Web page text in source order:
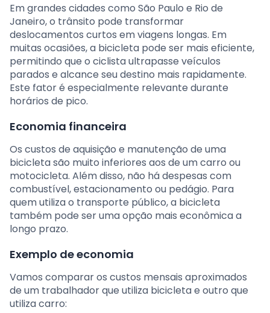
Em grandes cidades como São Paulo e Rio de
Janeiro, o trânsito pode transformar
deslocamentos curtos em viagens longas. Em
muitas ocasiões, a bicicleta pode ser mais eficiente,
permitindo que o ciclista ultrapasse veículos
parados e alcance seu destino mais rapidamente.
Este fator é especialmente relevante durante
horários de pico.
Economia financeira
Os custos de aquisição e manutenção de uma
bicicleta são muito inferiores aos de um carro ou
motocicleta. Além disso, não há despesas com
combustível, estacionamento ou pedágio. Para
quem utiliza o transporte público, a bicicleta
também pode ser uma opção mais econômica a
longo prazo.
Exemplo de economia
Vamos comparar os custos mensais aproximados
de um trabalhador que utiliza bicicleta e outro que
utiliza carro: